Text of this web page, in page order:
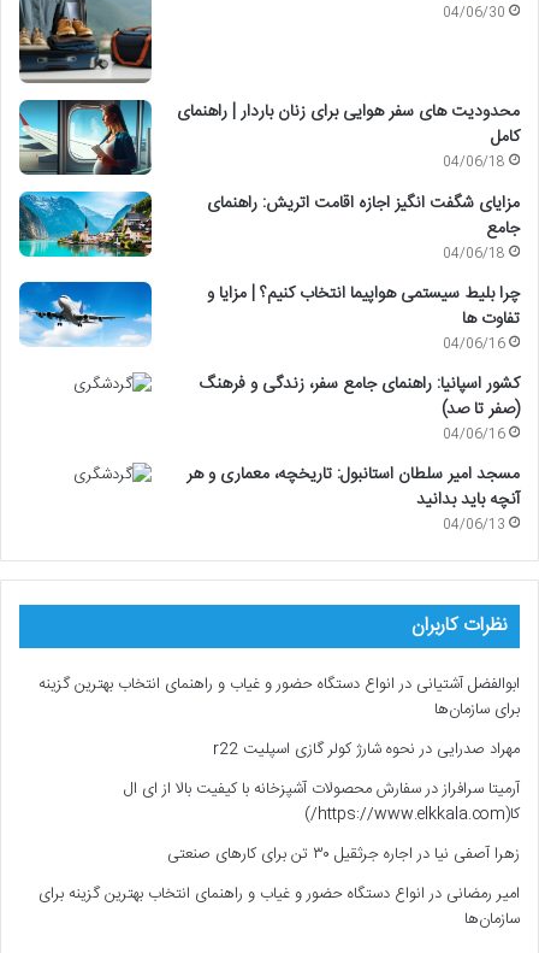
04/06/30
محدودیت های سفر هوایی برای زنان باردار | راهنمای
کامل
04/06/18
مزایای شگفت انگیز اجازه اقامت اتریش: راهنمای
جامع
04/06/18
چرا بلیط سیستمی هواپیما انتخاب کنیم؟ | مزایا و
تفاوت ها
04/06/16
کشور اسپانیا: راهنمای جامع سفر، زندگی و فرهنگ
(صفر تا صد)
04/06/16
مسجد امیر سلطان استانبول: تاریخچه، معماری و هر
آنچه باید بدانید
04/06/13
نظرات کاربران
ابوالفضل آشتیانی درانواع دستگاه حضور و غیاب و راهنمای انتخاب بهترین گزینه
برای سازمان‌ها
مهراد صدرایی درنحوه شارژ کولر گازی اسپلیت r22
آرمیتا سرافرازدرسفارش محصولات آشپزخانه با کیفیت بالا از ای ال
کا(https://www.elkkala.com/)
زهرا آصفی نیا دراجاره جرثقیل ۳۰ تن برای کارهای صنعتی
امیر رمضانی درانواع دستگاه حضور و غیاب و راهنمای انتخاب بهترین گزینه برای
سازمان‌ها